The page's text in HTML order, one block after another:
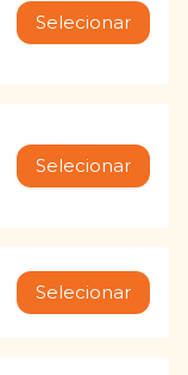
Selecionar
Selecionar
Selecionar